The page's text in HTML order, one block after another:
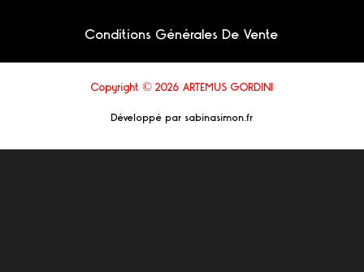
Conditions Générales De Vente
Copyright © 2026 ARTEMUS GORDINI
Développé par sabinasimon.fr